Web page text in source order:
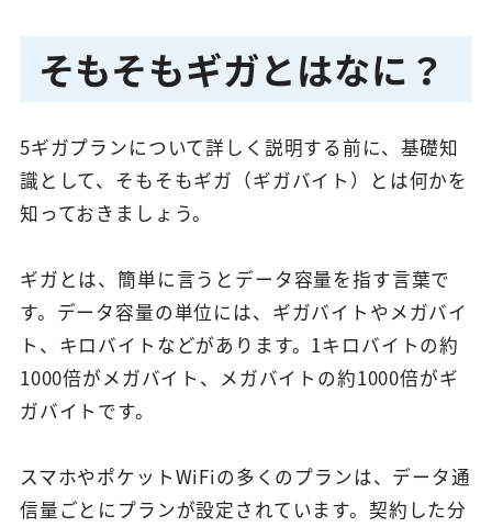
そもそもギガとはなに？
5ギガプランについて詳しく説明する前に、基礎知
識として、そもそもギガ（ギガバイト）とは何かを
知っておきましょう。
ギガとは、簡単に言うとデータ容量を指す言葉で
す。データ容量の単位には、ギガバイトやメガバイ
ト、キロバイトなどがあります。1キロバイトの約
1000倍がメガバイト、メガバイトの約1000倍がギ
ガバイトです。
スマホやポケットWiFiの多くのプランは、データ通
信量ごとにプランが設定されています。契約した分